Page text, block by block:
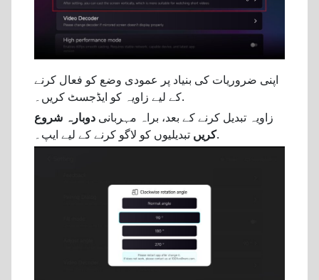
اپنی ضروریات کی بنیاد پر عمودی وضع کو فعال کرنے
کے لیے زاویہ کو ایڈجسٹ کریں۔.
زاویہ تبدیل کرنے کے بعد، براہ مہربانی دوبارہ شروع
کریںتبدیلیوں کو لاگو کرنے کے لیے ایپ۔.